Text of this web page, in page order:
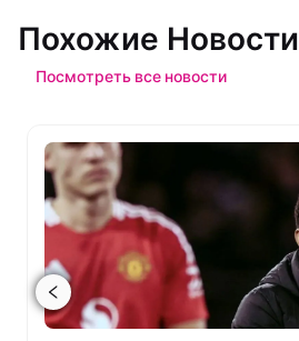
Похожие Новости
Посмотреть все новости